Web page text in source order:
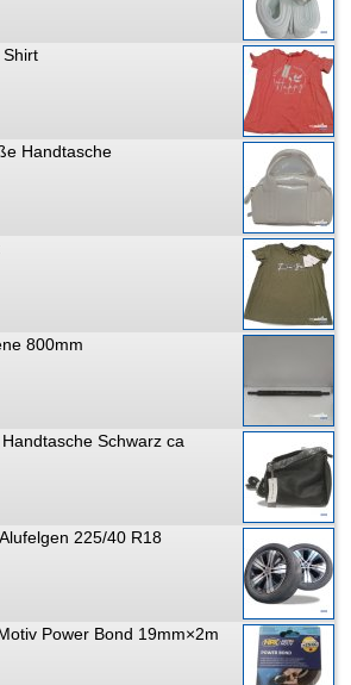
Handtasche
800mm
Schwarz ca
225/40 R18
Power Bond 19mm×2m